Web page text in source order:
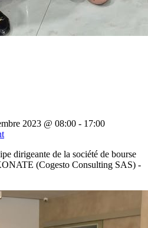
2023 @ 08:00 - 17:00
dirigeante de la société de bourse
(Cogesto Consulting SAS) -